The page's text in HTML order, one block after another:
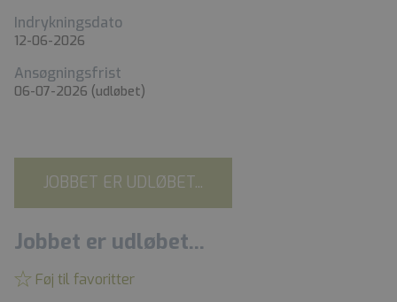
Indrykningsdato
12-06-2026
Ansøgningsfrist
06-07-2026 (udløbet)
JOBBET ER UDLØBET...
Jobbet er udløbet...
Føj til favoritter